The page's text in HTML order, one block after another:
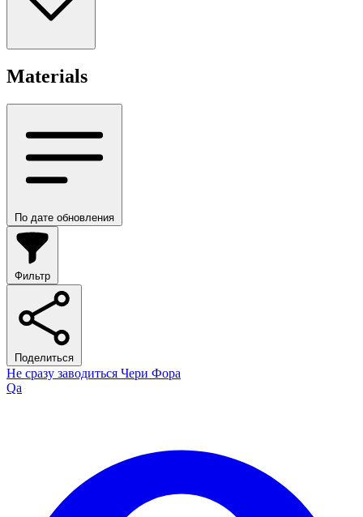
Materials
По дате обновления
Фильтр
Поделиться
Не сразу заводиться Чери Фора
Qa